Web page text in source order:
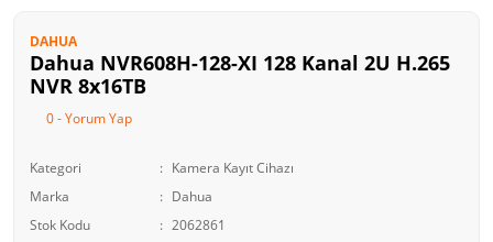
DAHUA
Dahua NVR608H-128-XI 128 Kanal 2U H.265
NVR 8x16TB
0 - Yorum Yap
Kategori
Kamera Kayıt Cihazı
Marka
Dahua
Stok Kodu
2062861